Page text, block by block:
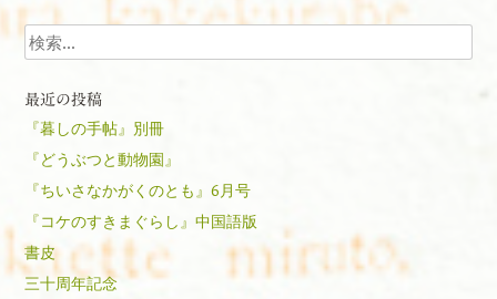
検索
最近の投稿
『暮しの手帖』別冊
『どうぶつと動物園』
『ちいさなかがくのとも』6月号
『コケのすきまぐらし』中国語版
書皮
三十周年記念